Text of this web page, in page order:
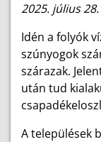
2025. július
Idén a folyók
szúnyogok
szárazak.
után tud
A települések